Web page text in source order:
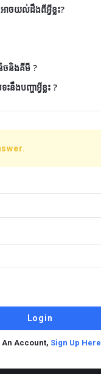
ាចយល់ដឹងពីអ្វីខ្លះ?
និចនិងគីមី ?
នឹងបញ្ហាអ្វីខ្លះ ?
An Account, Sign Up Here